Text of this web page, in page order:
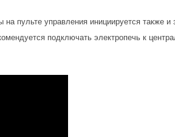
пульте управления инициируется также
подключать электропечь к